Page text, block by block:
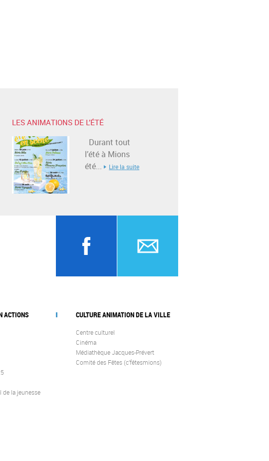
LES ANIMATIONS DE L’ÉTÉ
Durant tout
l’été à Mions
été...
Lire la suite
ACTIONS
la jeunesse
CULTURE ANIMATION DE LA VILLE
Centre culturel
Cinéma
Médiathèque Jacques-Prévert
Comité des Fêtes (c’fêtesmions)